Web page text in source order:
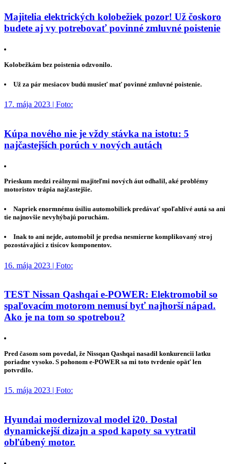
Majitelia elektrických kolobežiek pozor! Už čoskoro
budete aj vy potrebovať povinné zmluvné poistenie
Kolobežkám bez poistenia odzvonilo.
Už za pár mesiacov budú musieť mať povinné zmluvné poistenie.
17. mája 2023 | Foto:
Kúpa nového nie je vždy stávka na istotu: 5
najčastejších porúch v nových autách
Prieskum medzi reálnymi majiteľmi nových áut odhalil, aké problémy
motoristov trápia najčastejšie.
Napriek enormnému úsiliu automobiliek predávať spoľahlivé autá sa ani
tie najnovšie nevyhýbajú poruchám.
Inak to ani nejde, automobil je predsa nesmierne komplikovaný stroj
pozostávajúci z tisícov komponentov.
16. mája 2023 | Foto:
TEST Nissan Qashqai e-POWER: Elektromobil so
spaľovacím motorom nemusí byť najhorší nápad.
Ako je na tom so spotrebou?
Pred časom som povedal, že Nissqan Qashqai nasadil konkurencii latku
poriadne vysoko. S pohonom e-POWER sa mi toto tvrdenie opäť len
potvrdilo.
15. mája 2023 | Foto:
Hyundai modernizoval model i20. Dostal
dynamickejší dizajn a spod kapoty sa vytratil
obľúbený motor.